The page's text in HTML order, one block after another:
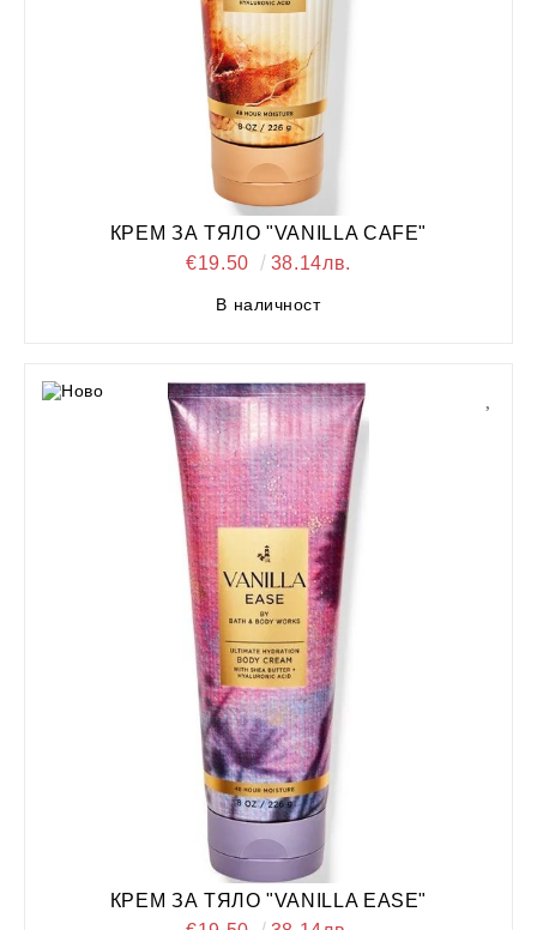
КРЕМ ЗА ТЯЛО "VANILLA CAFE"
€19.50
38.14лв.
В наличност
КРЕМ ЗА ТЯЛО "VANILLA EASE"